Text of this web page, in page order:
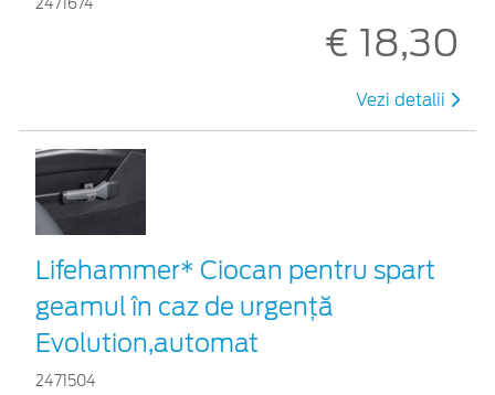
2471674
€ 18,30
Vezi detalii
Lifehammer* Ciocan pentru spart
geamul în caz de urgenţă
Evolution,automat
2471504